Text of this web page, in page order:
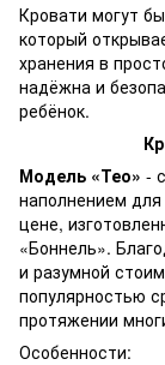
Кровати могут
который
хранения в
надёжна и
ребёнок.
Модель «Тео» -
наполнением
цене,
«Боннель».
и разумной
популярностью
протяжении
Особенности: